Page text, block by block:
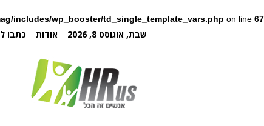
includes/wp_booster/td_single_template_vars.php on line 67
שבת, אוגוסט 8, 2026 אודות כתבו